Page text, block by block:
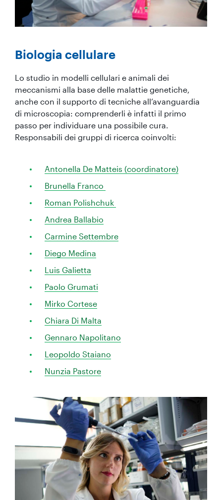
Biologia cellulare
Lo studio in modelli cellulari e animali dei
meccanismi alla base delle malattie genetiche,
anche con il supporto di tecniche all’avanguardia
di microscopia: comprenderli è infatti il primo
passo per individuare una possibile cura.
Responsabili dei gruppi di ricerca coinvolti:
Antonella De Matteis (coordinatore)
Brunella Franco
Roman Polishchuk
Andrea Ballabio
Carmine Settembre
Diego Medina
Luis Galietta
Paolo Grumati
Mirko Cortese
Chiara Di Malta
Gennaro Napolitano
Leopoldo Staiano
Nunzia Pastore